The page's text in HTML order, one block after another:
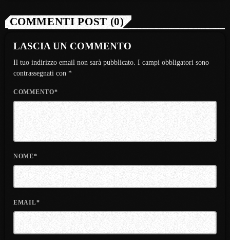
COMMENTI POST (0)
LASCIA UN COMMENTO
Il tuo indirizzo email non sarà pubblicato. I campi obbligatori sono
contrassegnati con *
COMMENTO*
NOME*
EMAIL*